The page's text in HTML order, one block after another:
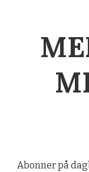
Abonner på